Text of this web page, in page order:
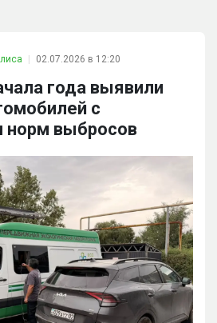
02.07.2026 в 12:20
года выявили
с
выбросов